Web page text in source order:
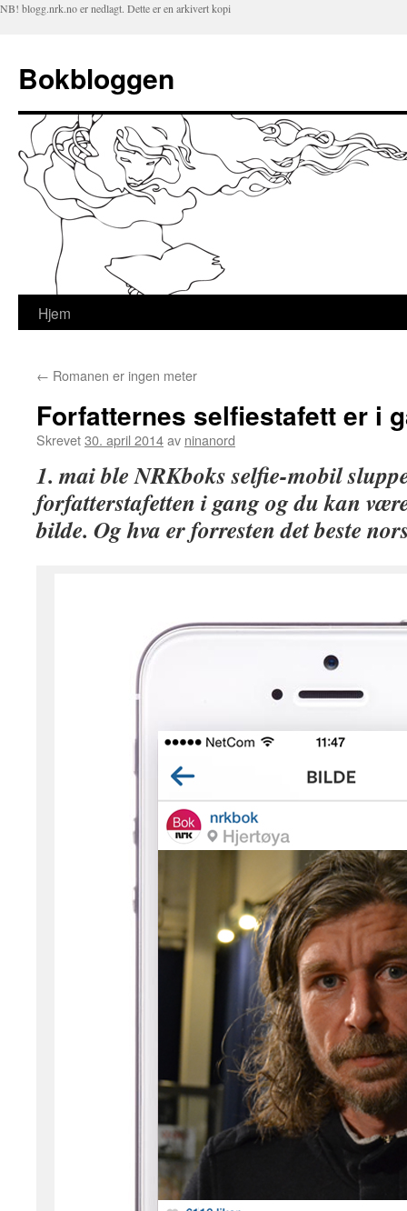
NB! blogg.nrk.no er nedlagt. Dette er en arkivert kopi
Bokbloggen
Hopp
innhold
Hjem
← Romanen er ingen meter
Forfatternes selfiestafett er i
Skrevet30. april 2014av ninanord
1. mai ble NRKboks selfie-mobil
forfatterstafetten i gang og du kan
bilde. Og hva er forresten det beste